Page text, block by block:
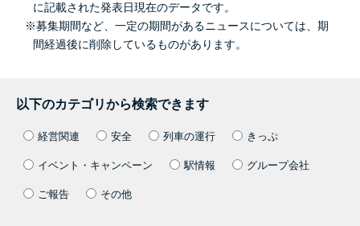
に記載された発表日現在のデータです。
※募集期間など、一定の期間があるニュースについては、期
間経過後に削除しているものがあります。
以下のカテゴリから検索できます
経営関連 安全 列車の運行 きっぷ
イベント・キャンペーン 駅情報 グループ会社
ご報告 その他